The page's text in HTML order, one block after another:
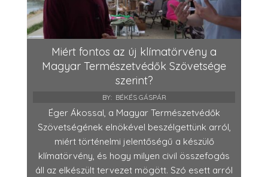
Miért fontos az új klímatörvény a
Magyar Természetvédők Szövetsége
szerint?
BY: BÉKÉS GÁSPÁR
Éger Ákossal, a Magyar Természetvédők
Szövetségének elnökével beszélgettünk arról,
miért történelmi jelentőségű a készülő
klímatörvény, és hogy milyen civil összefogás
áll az elkészült tervezet mögött. Szó esett arról